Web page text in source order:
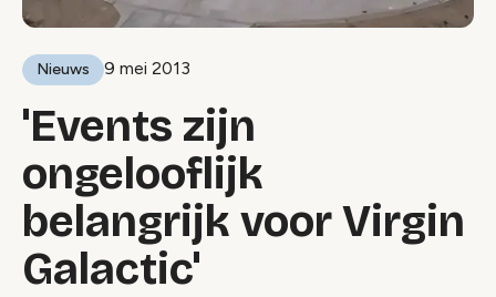
Nieuws 9 mei 2013
'Events zijn
ongelooflijk
belangrijk voor Virgin
Galactic'